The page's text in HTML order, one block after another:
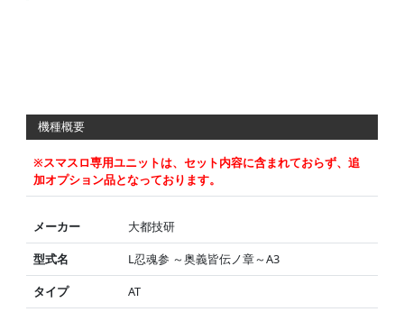
機種概要
※スマスロ専用ユニットは、セット内容に含まれておらず、追
加オプション品となっております。
メーカー
大都技研
型式名
L忍魂参 ～奥義皆伝ノ章～A3
タイプ
AT